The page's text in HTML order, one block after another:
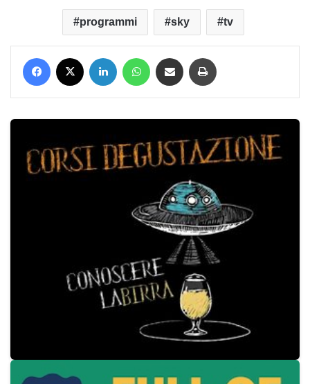
programmi sky tv
Facebook LinkedIn WhatsApp Condividi via mail